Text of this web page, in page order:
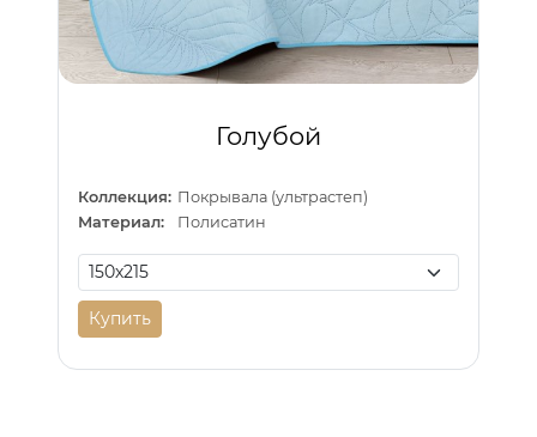
Голубой
Коллекция: Покрывала (ультрастеп)
Материал:
Полисатин
Купить